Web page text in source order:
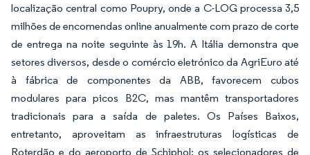
localização central como Poupry, onde a C-LOG processa 3,5
milhões de encomendas online anualmente com prazo de corte
de entrega na noite seguinte às 19h. A Itália demonstra que
setores diversos, desde o comércio eletrónico da AgriEuro até
à fábrica de componentes da ABB, favorecem cubos
modulares para picos B2C, mas mantêm transportadores
tradicionais para a saída de paletes. Os Países Baixos,
entretanto, aproveitam as infraestruturas logísticas de
Roterdão e do aeroporto de Schiphol; os selecionadores de